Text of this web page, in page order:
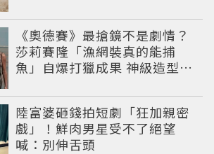
《奧德賽》最搶鏡不是劇情？
莎莉賽隆「漁網裝真的能捕
魚」自爆打獵成果 神級造型美
陸富婆砸錢拍短劇「狂加親密
戲」！鮮肉男星受不了絕望
喊：別伸舌頭